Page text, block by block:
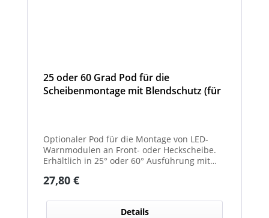
25 oder 60 Grad Pod für die
Scheibenmontage mit Blendschutz (für
Optionaler Pod für die Montage von LED-
Warnmodulen an Front- oder Heckscheibe.
Erhältlich in 25° oder 60° Ausführung mit
Regulärer Preis:
27,80 €
Details